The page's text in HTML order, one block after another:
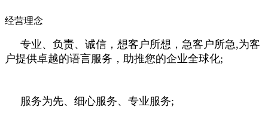
经营理念
专业、负责、诚信，想客户所想，急客户所急,为客
户提供卓越的语言服务，助推您的企业全球化;
服务为先、细心服务、专业服务;